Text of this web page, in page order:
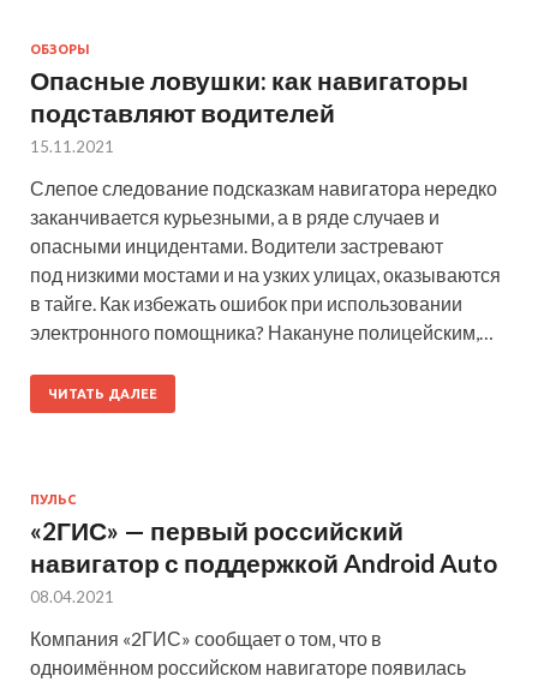
ОБЗОРЫ
Опасные ловушки: как навигаторы
подставляют водителей
15.11.2021
Слепое следование подсказкам навигатора нередко
заканчивается курьезными, а в ряде случаев и
опасными инцидентами. Водители застревают
под низкими мостами и на узких улицах, оказываются
в тайге. Как избежать ошибок при использовании
электронного помощника? Накануне полицейским,…
ЧИТАТЬ ДАЛЕЕ
ПУЛЬС
«2ГИС» — первый российский
навигатор с поддержкой Android Auto
08.04.2021
Компания «2ГИС» сообщает о том, что в
одноимённом российском навигаторе появилась